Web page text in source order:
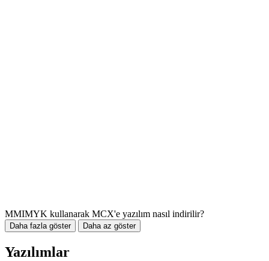
MMIMYK kullanarak MCX'e yazılım nasıl indirilir?
Daha fazla göster Daha az göster
Yazılımlar